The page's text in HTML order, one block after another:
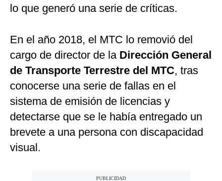
lo que generó una serie de críticas.
En el año 2018, el MTC lo removió del
cargo de director de la Dirección General
de Transporte Terrestre del MTC, tras
conocerse una serie de fallas en el
sistema de emisión de licencias y
detectarse que se le había entregado un
brevete a una persona con discapacidad
visual.